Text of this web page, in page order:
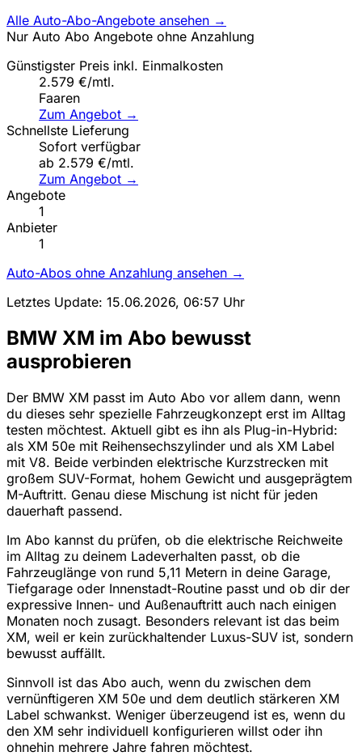
Alle Auto-Abo-Angebote ansehen →
Nur Auto Abo Angebote ohne Anzahlung
Günstigster Preis inkl. Einmalkosten
2.579 €/mtl.
Faaren
Zum Angebot →
Schnellste Lieferung
Sofort verfügbar
ab 2.579 €/mtl.
Zum Angebot →
Angebote
1
Anbieter
1
Auto-Abos ohne Anzahlung ansehen →
Letztes Update: 15.06.2026, 06:57 Uhr
BMW XM im Abo bewusst
ausprobieren
Der BMW XM passt im Auto Abo vor allem dann, wenn
du dieses sehr spezielle Fahrzeugkonzept erst im Alltag
testen möchtest. Aktuell gibt es ihn als Plug-in-Hybrid:
als XM 50e mit Reihensechszylinder und als XM Label
mit V8. Beide verbinden elektrische Kurzstrecken mit
großem SUV-Format, hohem Gewicht und ausgeprägtem
M-Auftritt. Genau diese Mischung ist nicht für jeden
dauerhaft passend.
Im Abo kannst du prüfen, ob die elektrische Reichweite
im Alltag zu deinem Ladeverhalten passt, ob die
Fahrzeuglänge von rund 5,11 Metern in deine Garage,
Tiefgarage oder Innenstadt-Routine passt und ob dir der
expressive Innen- und Außenauftritt auch nach einigen
Monaten noch zusagt. Besonders relevant ist das beim
XM, weil er kein zurückhaltender Luxus-SUV ist, sondern
bewusst auffällt.
Sinnvoll ist das Abo auch, wenn du zwischen dem
vernünftigeren XM 50e und dem deutlich stärkeren XM
Label schwankst. Weniger überzeugend ist es, wenn du
den XM sehr individuell konfigurieren willst oder ihn
ohnehin mehrere Jahre fahren möchtest.